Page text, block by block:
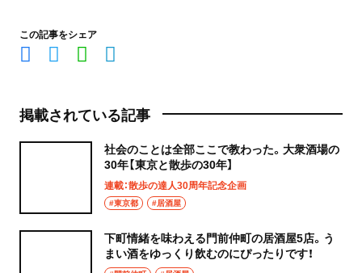
この記事をシェア
掲載されている記事
社会のことは全部ここで教わった。大衆酒場の
30年【東京と散歩の30年】
連載：散歩の達人30周年記念企画
#東京都 #居酒屋
下町情緒を味わえる門前仲町の居酒屋5店。う
まい酒をゆっくり飲むのにぴったりです！